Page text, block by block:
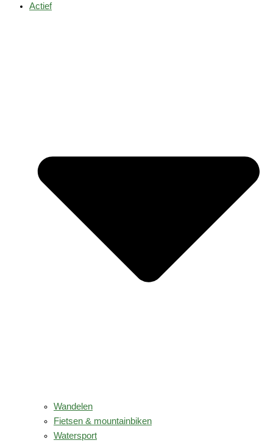
Actief
Wandelen
Fietsen & mountainbiken
Watersport